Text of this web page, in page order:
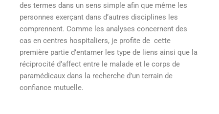
des termes dans un sens simple afin que même les
personnes exerçant dans d’autres disciplines les
comprennent. Comme les analyses concernent des
cas en centres hospitaliers, je profite de cette
première partie d’entamer les type de liens ainsi que la
réciprocité d’affect entre le malade et le corps de
paramédicaux dans la recherche d’un terrain de
confiance mutuelle.